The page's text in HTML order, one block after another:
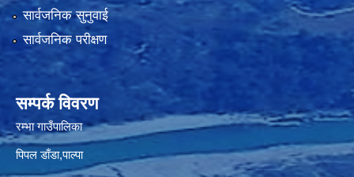
सार्वजनिक सुनुवाई
सार्वजनिक परीक्षण
सम्पर्क विवरण
रम्भा गाउँपालिका
पिपल डाँडा,पाल्पा